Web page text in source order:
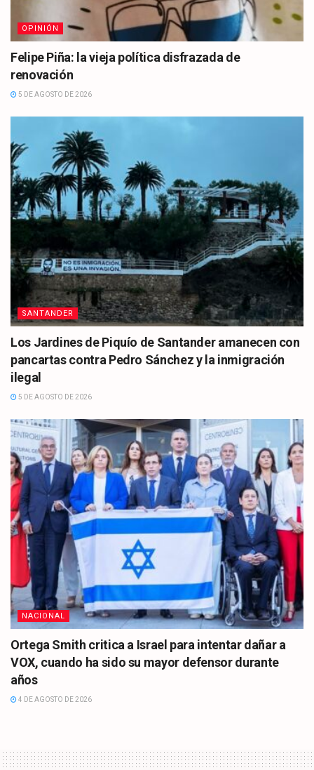
OPINIÓN
Felipe Piña: la vieja política disfrazada de
renovación
5 DE AGOSTO DE 2026
SANTANDER
Los Jardines de Piquío de Santander amanecen con
pancartas contra Pedro Sánchez y la inmigración
ilegal
5 DE AGOSTO DE 2026
NACIONAL
Ortega Smith critica a Israel para intentar dañar a
VOX, cuando ha sido su mayor defensor durante
años
4 DE AGOSTO DE 2026